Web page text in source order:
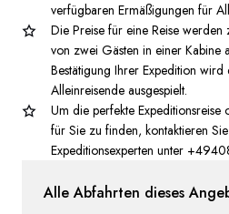
verfügbaren Ermäßigungen für
Die Preise für eine Reise
von zwei Gästen in einer Kabine
Bestätigung Ihrer Expedition
Alleinreisende ausgespielt.
Um die perfekte Expeditionsreise
für Sie zu finden, kontaktieren
Expeditionsexperten unter
Alle Abfahrten dieses